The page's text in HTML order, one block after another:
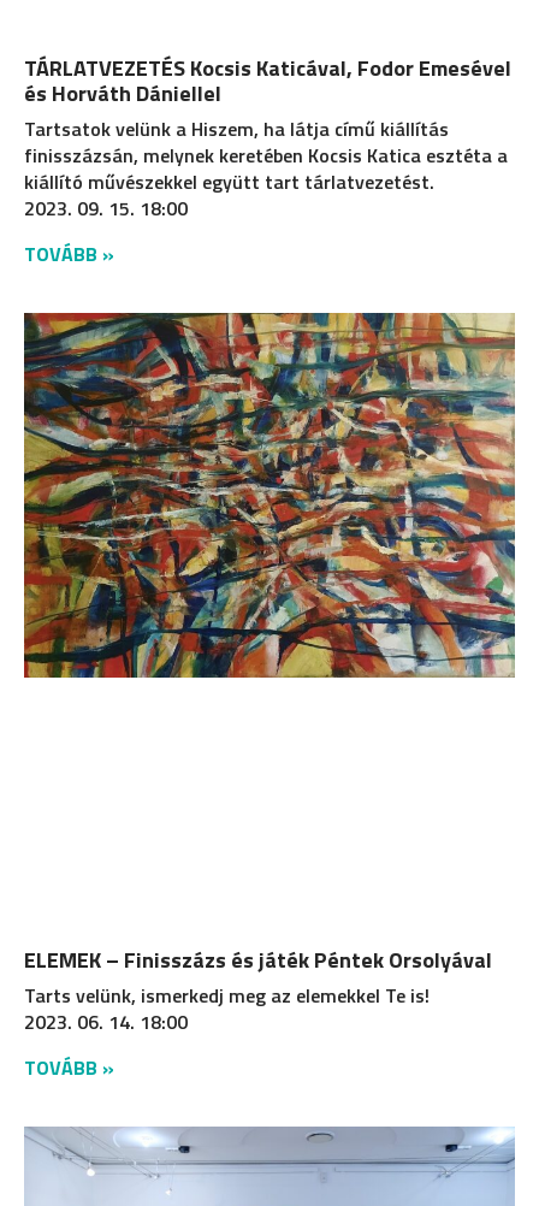
TÁRLATVEZETÉS Kocsis Katicával, Fodor Emesével
és Horváth Dániellel
Tartsatok velünk a Hiszem, ha látja című kiállítás
finisszázsán, melynek keretében Kocsis Katica esztéta a
kiállító művészekkel együtt tart tárlatvezetést.
2023. 09. 15. 18:00
TOVÁBB »
ELEMEK – Finisszázs és játék Péntek Orsolyával
Tarts velünk, ismerkedj meg az elemekkel Te is!
2023. 06. 14. 18:00
TOVÁBB »